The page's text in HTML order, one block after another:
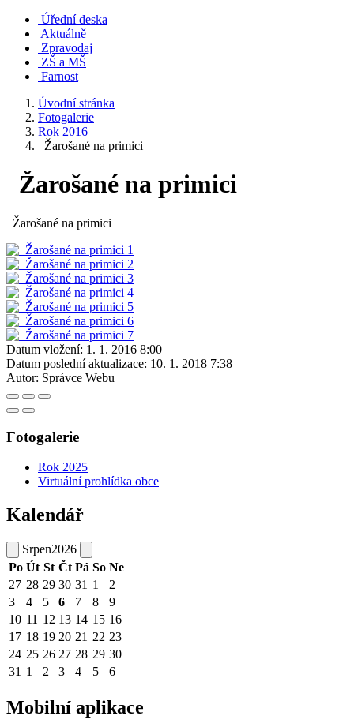
Úřední deska
Aktuálně
Zpravodaj
ZŠ a MŠ
Farnost
Úvodní stránka
Fotogalerie
Rok 2016
Žarošané na primici
Žarošané na primici
Žarošané na primici
Datum vložení: 1. 1. 2016 8:00
Datum poslední aktualizace: 10. 1. 2018 7:38
Autor: Správce Webu
Fotogalerie
Rok 2025
Virtuální prohlídka obce
Kalendář
Srpen2026
Po Út St Čt Pá So Ne
27 28 29 30 31 1
2
3
4 5 6 7 8
9
10 11 12 13 14 15 16
17 18 19 20 21 22 23
24 25 26 27 28 29 30
31 1 2 3 4 5 6
Mobilní aplikace